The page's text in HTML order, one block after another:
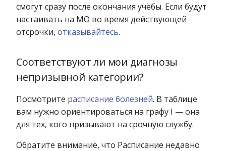
смогут сразу после окончания учёбы. Если будут
настаивать на МО во время действующей
отсрочки, отказывайтесь.
Соответствуют ли мои диагнозы
непризывной категории?
Посмотрите расписание болезней. В таблице
вам нужно ориентироваться на графу I — она
для тех, кого призывают на срочную службу.
Обратите внимание, что Расписание недавно